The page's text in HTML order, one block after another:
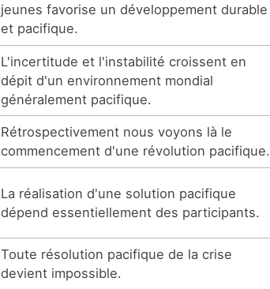
jeunes favorise un développement durable
et pacifique.
L'incertitude et l'instabilité croissent en
dépit d'un environnement mondial
généralement pacifique.
Rétrospectivement nous voyons là le
commencement d'une révolution pacifique.
La réalisation d'une solution pacifique
dépend essentiellement des participants.
Toute résolution pacifique de la crise
devient impossible.